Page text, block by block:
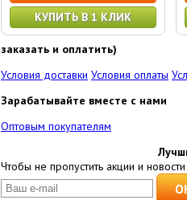
КУПИТЬ В 1 КЛИК
заказать и оплатить)
Условия доставки Условия оплаты
Зарабатывайте вместе с нами
Оптовым покупателям
Чтобы не пропустить акции и